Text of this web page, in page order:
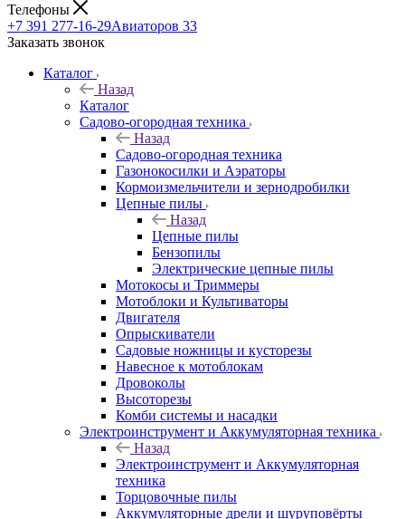
Телефоны
+7 391 277-16-29Авиаторов 33
Заказать звонок
Каталог
Назад
Каталог
Садово-огородная техника
Назад
Садово-огородная техника
Газонокосилки и Аэраторы
Кормоизмельчители и зернодробилки
Цепные пилы
Назад
Цепные пилы
Бензопилы
Электрические цепные пилы
Мотокосы и Триммеры
Мотоблоки и Культиваторы
Двигателя
Опрыскиватели
Садовые ножницы и кусторезы
Навесное к мотоблокам
Дровоколы
Высоторезы
Комби системы и насадки
Электроинструмент и Аккумуляторная техника
Назад
Электроинструмент и Аккумуляторная
техника
Торцовочные пилы
Аккумуляторные дрели и шуруповёрты